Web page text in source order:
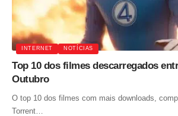
INTERNET NOTÍCIAS
Top 10 dos filmes descarregados
Outubro
O top 10 dos filmes com mais downloads,
Torrent…